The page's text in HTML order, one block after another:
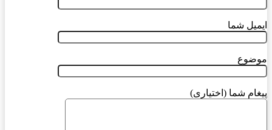
ایمیل شما
موضوع
پیغام شما (اختیاری)